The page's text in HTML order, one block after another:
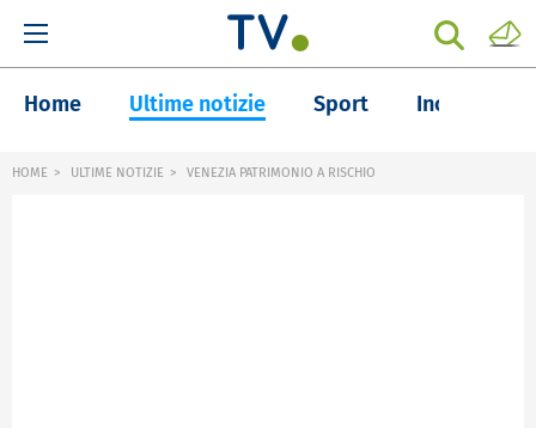
Home Ultime notizie Sport Inchieste
HOME ULTIME NOTIZIE VENEZIA PATRIMONIO A RISCHIO